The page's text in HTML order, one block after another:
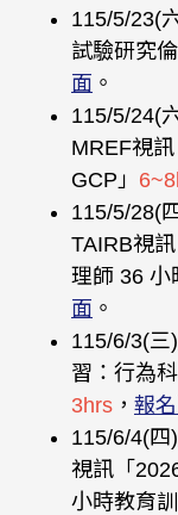
115/5/23(
試驗研究
面 。
115/5/24(
MREF視
GCP」
115/5/28(
TAIRB視
理師 36 小
面 。
115/6/3(三)
習：行為
3hrs ， 報
115/6/4(四)
視訊「
小時教育訓